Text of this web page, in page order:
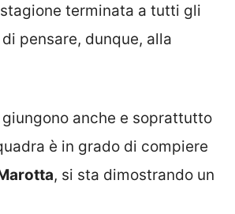
terminata a tutti gli
pensare, dunque, alla
anche e soprattutto
è in grado di compiere
, si sta dimostrando un